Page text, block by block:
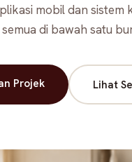
mobil dan sistem
di bawah satu
Projek Lihat